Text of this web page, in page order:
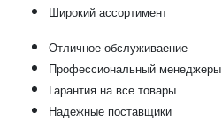
Широкий ассортимент
Отличное обслуживаение
Профессиональный менеджеры
Гарантия на все товары
Надежные поставщики